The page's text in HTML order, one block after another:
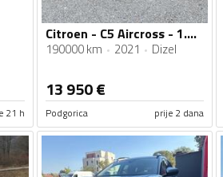
21 h
Citroen - C5 Aircross - 1.5 HDI
190000 km 2021 Dizel
13 950€
Podgorica prije 2 dana